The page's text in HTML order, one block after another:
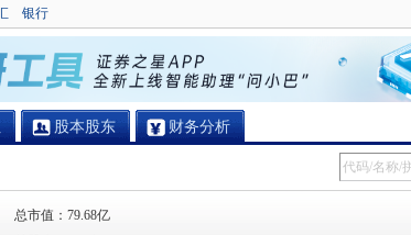
银行
股本股东 财务分析
总市值： 79.68亿